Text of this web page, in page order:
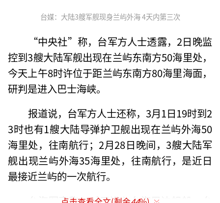
台媒：大陆3艘军舰现身兰屿外海 4天内第三次
“中央社”称，台军方人士透露，2日晚监
控到3艘大陆军舰出现在兰屿东南方50海里处，
今天上午8时许位于距兰屿东南方80海里海面，
研判是进入巴士海峡。
报道说，台军方人士还称，3月1日19时到2
3时也有1艘大陆导弹护卫舰出现在兰屿外海50
海里处，往南航行；2月28日晚间，3艘大陆军
舰出现兰屿外海35海里处，往南航行，是近日
最接近兰屿的一次航行。